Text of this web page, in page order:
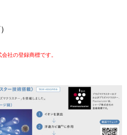
社の登録商標です。